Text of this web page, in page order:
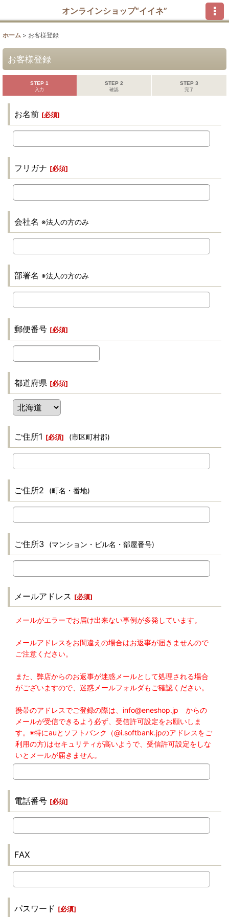
オンラインショップ“イイネ”
ホーム > お客様登録
お客様登録
STEP 1
入力
STEP 2
確認
STEP 3
完了
お名前 [必須]
フリガナ [必須]
会社名 ※法人の方のみ
部署名 ※法人の方のみ
郵便番号 [必須]
都道府県 [必須]
ご住所1 [必須] (市区町村郡)
ご住所2 (町名・番地)
ご住所3 (マンション・ビル名・部屋番号)
メールアドレス [必須]
メールがエラーでお届け出来ない事例が多発しています。
メールアドレスをお間違えの場合はお返事が届きませんので
ご注意ください。
また、弊店からのお返事が迷惑メールとして処理される場合
がございますので、迷惑メールフォルダもご確認ください。
携帯のアドレスでご登録の際は、info@eneshop.jp からの
メールが受信できるよう必ず、受信許可設定をお願いしま
す。※特にauとソフトバンク（@i.softbank.jpのアドレスをご
利用の方)はセキュリティが高いようで、受信許可設定をしな
いとメールが届きません。
電話番号 [必須]
FAX
パスワード [必須]